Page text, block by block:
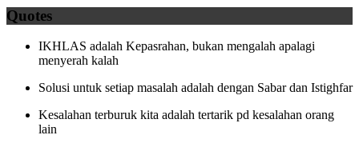
Quotes
IKHLAS adalah Kepasrahan, bukan mengalah apalagi
menyerah kalah
Solusi untuk setiap masalah adalah dengan Sabar dan Istighfar
Kesalahan terburuk kita adalah tertarik pd kesalahan orang
lain